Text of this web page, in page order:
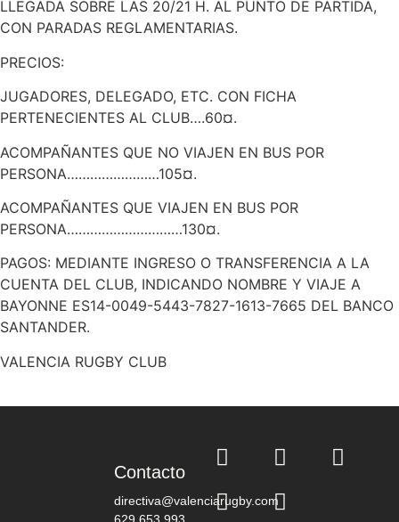
LLEGADA SOBRE LAS 20/21 H. AL PUNTO DE PARTIDA,
CON PARADAS REGLAMENTARIAS.
PRECIOS:
JUGADORES, DELEGADO, ETC. CON FICHA
PERTENECIENTES AL CLUB….60¤.
ACOMPAÑANTES QUE NO VIAJEN EN BUS POR
PERSONA……………………105¤.
ACOMPAÑANTES QUE VIAJEN EN BUS POR
PERSONA…………………………130¤.
PAGOS: MEDIANTE INGRESO O TRANSFERENCIA A LA
CUENTA DEL CLUB, INDICANDO NOMBRE Y VIAJE A
BAYONNE ES14-0049-5443-7827-1613-7665 DEL BANCO
SANTANDER.
VALENCIA RUGBY CLUB
Contacto
directiva@valenciarugby.com